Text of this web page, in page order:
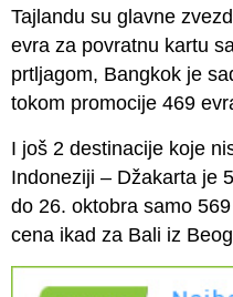
Tajlandu su glavne
evra za povratnu kartu
prtljagom, Bangkok je
tokom promocije 469
I još 2 destinacije koje
Indoneziji – Džakarta je
do 26. oktobra samo
cena ikad za Bali iz